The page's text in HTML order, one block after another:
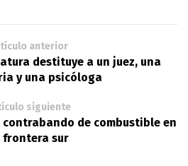
anterior
destituye a un juez, una
y una psicóloga
siguiente
de combustible en
frontera sur